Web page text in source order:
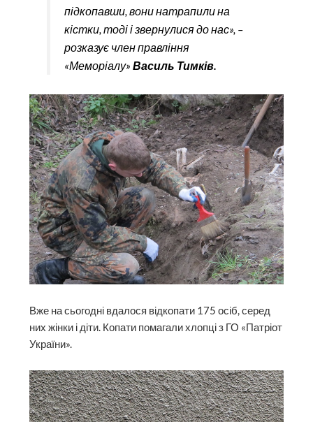
підкопавши, вони натрапили на
кістки, тоді і звернулися до нас», –
розказує член правління
«Меморіалу» Василь Тимків.
Вже на сьогодні вдалося відкопати 175 осіб, серед
них жінки і діти. Копати помагали хлопці з ГО «Патріот
України».